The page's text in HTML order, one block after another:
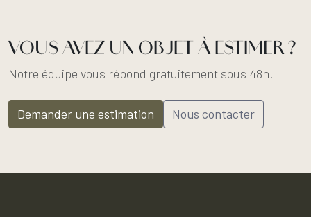
VOUS AVEZ UN OBJET À ESTIMER ?
Notre équipe vous répond gratuitement sous 48h.
Demander une estimation Nous contacter